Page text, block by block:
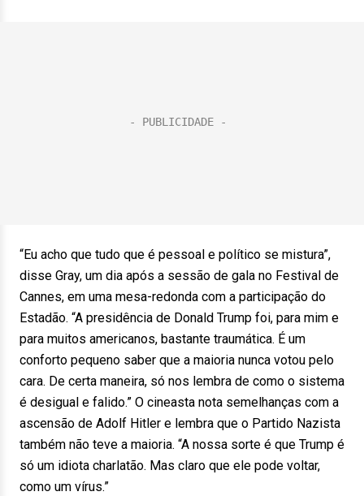
“Eu acho que tudo que é pessoal e político se mistura”,
disse Gray, um dia após a sessão de gala no Festival de
Cannes, em uma mesa-redonda com a participação do
Estadão. “A presidência de Donald Trump foi, para mim e
para muitos americanos, bastante traumática. É um
conforto pequeno saber que a maioria nunca votou pelo
cara. De certa maneira, só nos lembra de como o sistema
é desigual e falido.” O cineasta nota semelhanças com a
ascensão de Adolf Hitler e lembra que o Partido Nazista
também não teve a maioria. “A nossa sorte é que Trump é
só um idiota charlatão. Mas claro que ele pode voltar,
como um vírus.”